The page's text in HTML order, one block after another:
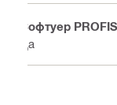
Софтуер PROFIS
Да